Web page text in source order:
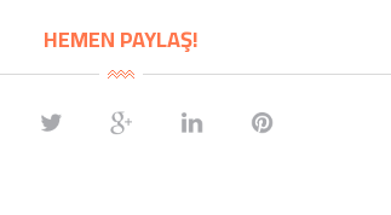
HEMEN PAYLAŞ!